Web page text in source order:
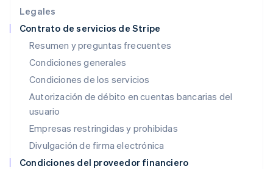
Legales
Contrato de servicios de Stripe
Resumen y preguntas frecuentes
Condiciones generales
Condiciones de los servicios
Autorización de débito en cuentas bancarias del
usuario
Empresas restringidas y prohibidas
Divulgación de firma electrónica
Condiciones del proveedor financiero
English
English
Italia
ItalianoEnglish
Japón
日本語English
Letonia
English
Liechtenstein
DeutschEnglish
Lituania
English